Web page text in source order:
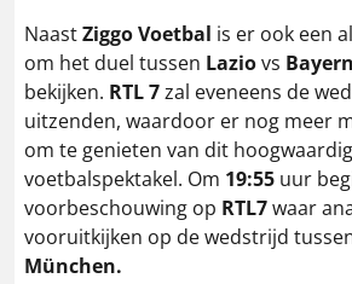
NaastZiggo Voetbal is er ook een
om het duel tussen Laziovs
bekijken. RTL 7zal eveneens de
uitzenden, waardoor er nog meer
om te genieten van dit
voetbalspektakel. Om 19:55 uur
voorbeschouwing op RTL7waar
vooruitkijken op de wedstrijd
München.